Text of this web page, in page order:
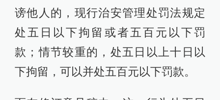
谤他人的，现行治安管理处罚法规定
处五日以下拘留或者五百元以下罚
款；情节较重的，处五日以上十日以
下拘留，可以并处五百元以下罚款。